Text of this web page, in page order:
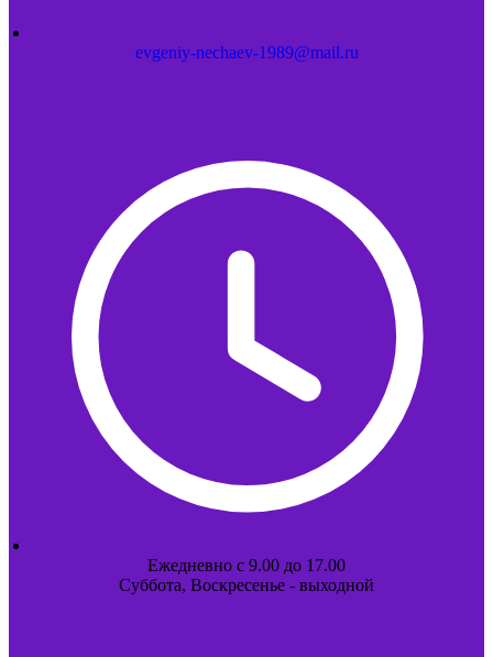
evgeniy-nechaev-1989@mail.ru
Ежедневно с 9.00 до 17.00
Суббота, Воскресенье - выходной